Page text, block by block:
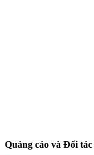
Quảng cáo và Đối tác